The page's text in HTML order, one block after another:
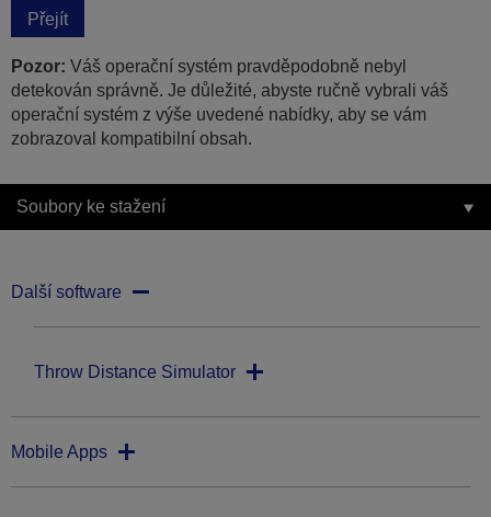
Přejít
Pozor: Váš operační systém pravděpodobně nebyl
detekován správně. Je důležité, abyste ručně vybrali váš
operační systém z výše uvedené nabídky, aby se vám
zobrazoval kompatibilní obsah.
Soubory ke stažení
Další software
Throw Distance Simulator
Mobile Apps